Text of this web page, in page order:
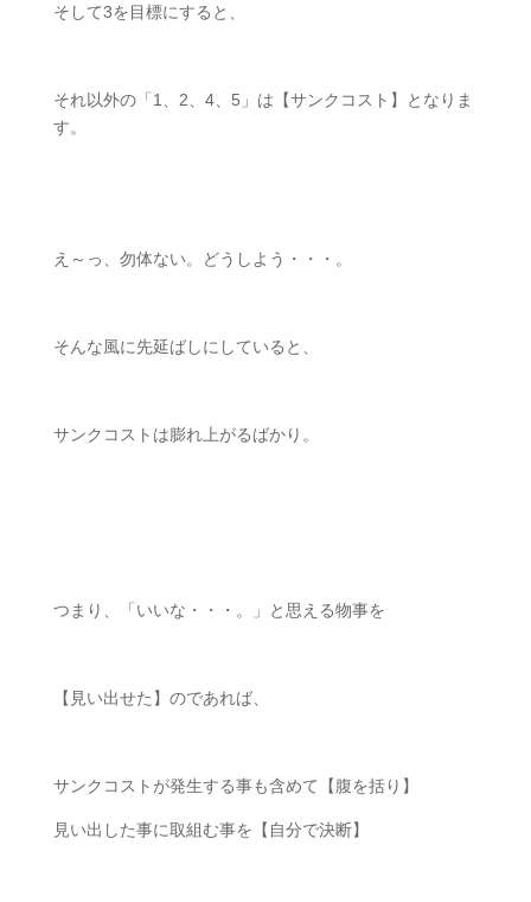
そして3を目標にすると、
それ以外の「 1 2 4、 5 」は【サンクコスト】となりま
す。
え～っ、勿体ない。どうしよう・・・。
そんな風に先延ばしにしていると、
サンクコストは膨れ上がるばかり。
つまり、「いいな・・・。」と思える物事を
【見い出せた】のであれば、
サンクコストが発生する事も含めて【腹を括り】
見い出した事に取組む事を【自分で決断】